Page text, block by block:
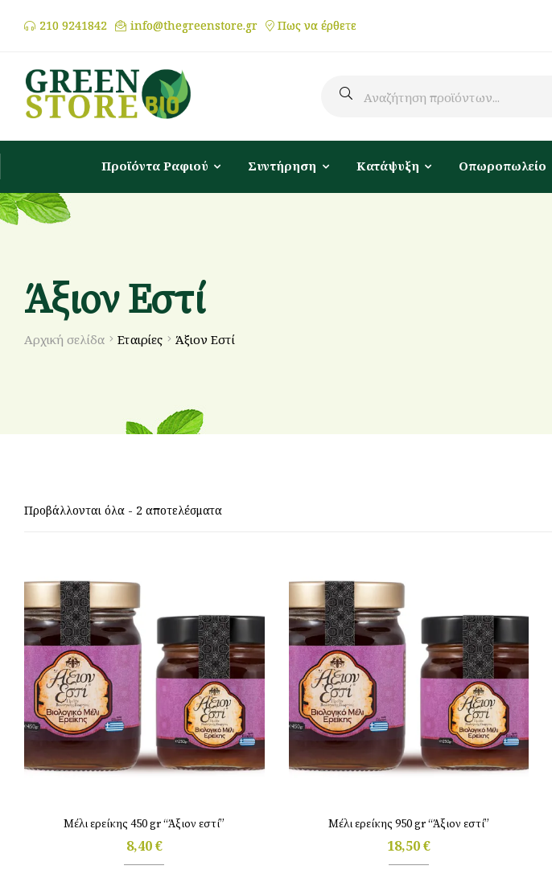
210 9241842 info@thegreenstore.gr Πως να έρθετε
Προϊόντα Ραφιού Συντήρηση Κατάψυξη Οπωροπωλείο
Άξιον Εστί
Αρχική σελίδα Εταιρίες Άξιον Εστί
Προβάλλονται όλα - 2 αποτελέσματα
Μέλι ερείκης 450 gr “Άξιον εστί”
8,40€
Μέλι ερείκης 950 gr “Άξιον εστί”
18,50€